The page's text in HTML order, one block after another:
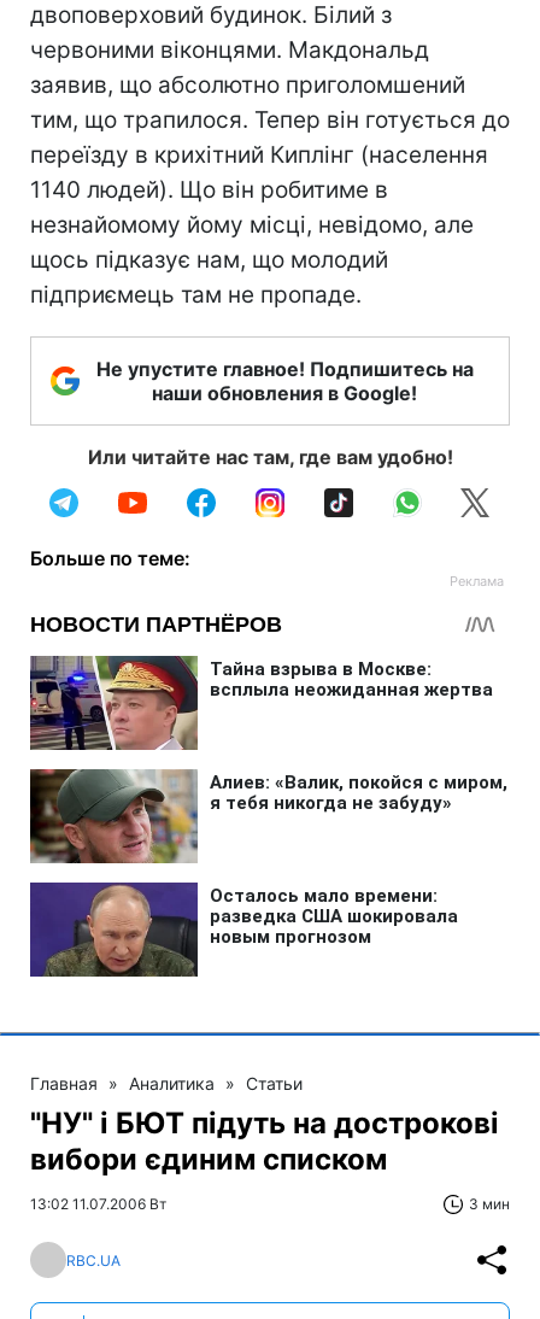
двоповерховий будинок. Білий з
червоними віконцями. Макдональд
заявив, що абсолютно приголомшений
тим, що трапилося. Тепер він готується до
переїзду в крихітний Киплінг (населення
1140 людей). Що він робитиме в
незнайомому йому місці, невідомо, але
щось підказує нам, що молодий
підприємець там не пропаде.
Не упустите главное! Подпишитесь на
наши обновления в Google!
Или читайте нас там, где вам удобно!
Больше по теме:
Главная » Аналитика » Статьи
"НУ" і БЮТ підуть на дострокові
вибори єдиним списком
13:02 11.07.2006 Вт 3 мин
RBC.UA